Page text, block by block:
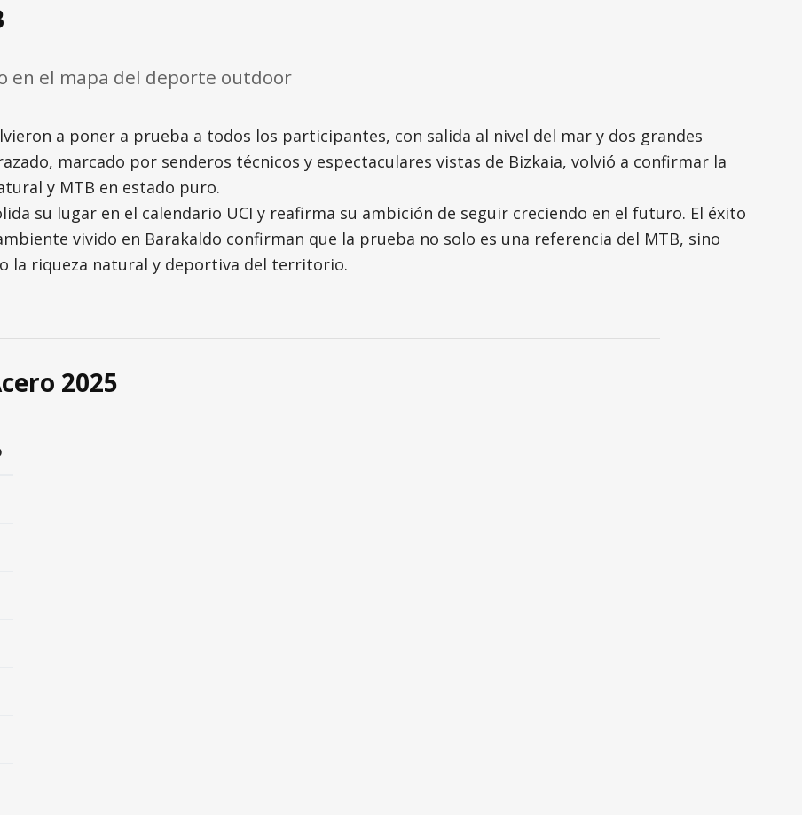
en el mapa del deporte outdoor
a poner a prueba a todos los participantes, con salida al nivel del mar y dos grandes
marcado por senderos técnicos y espectaculares vistas de Bizkaia, volvió a confirmar la
y MTB en estado puro.
su lugar en el calendario UCI y reafirma su ambición de seguir creciendo en el futuro. El éxito
vivido en Barakaldo confirman que la prueba no solo es una referencia del MTB, sino
la riqueza natural y deportiva del territorio.
2025